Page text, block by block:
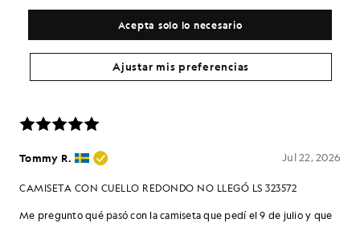
Acepta solo lo necesario
Ajustar mis preferencias